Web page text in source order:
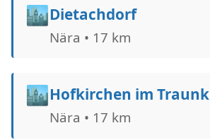
🏙️Dietachdorf
Nära • 17 km
🏙️Hofkirchen im
Nära • 17 km